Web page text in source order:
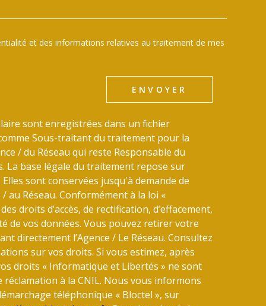
et des informations relatives au traitement de mes
ENVOYER
sont enregistrées dans un fichier
Sous-traitant du traitement pour la
/ du Réseau qui reste Responsable du
La base légale du traitement repose sur
sont conservées jusqu'à demande de
au Réseau. Conformément à la loi «
droits d’accès, de rectification, d’effacement,
de vos données. Vous pouvez retirer votre
directement l’Agence / Le Réseau. Consultez
sur vos droits. Si vous estimez, après
droits « Informatique et Libertés » ne sont
à la CNIL. Nous vous informons
téléphonique « Bloctel », sur